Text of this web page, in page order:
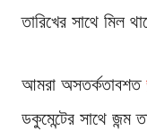
তারিখের সাথে মিল
আমরা অসতর্কতাবশত
ডকুমেন্টের সাথে জন্ম